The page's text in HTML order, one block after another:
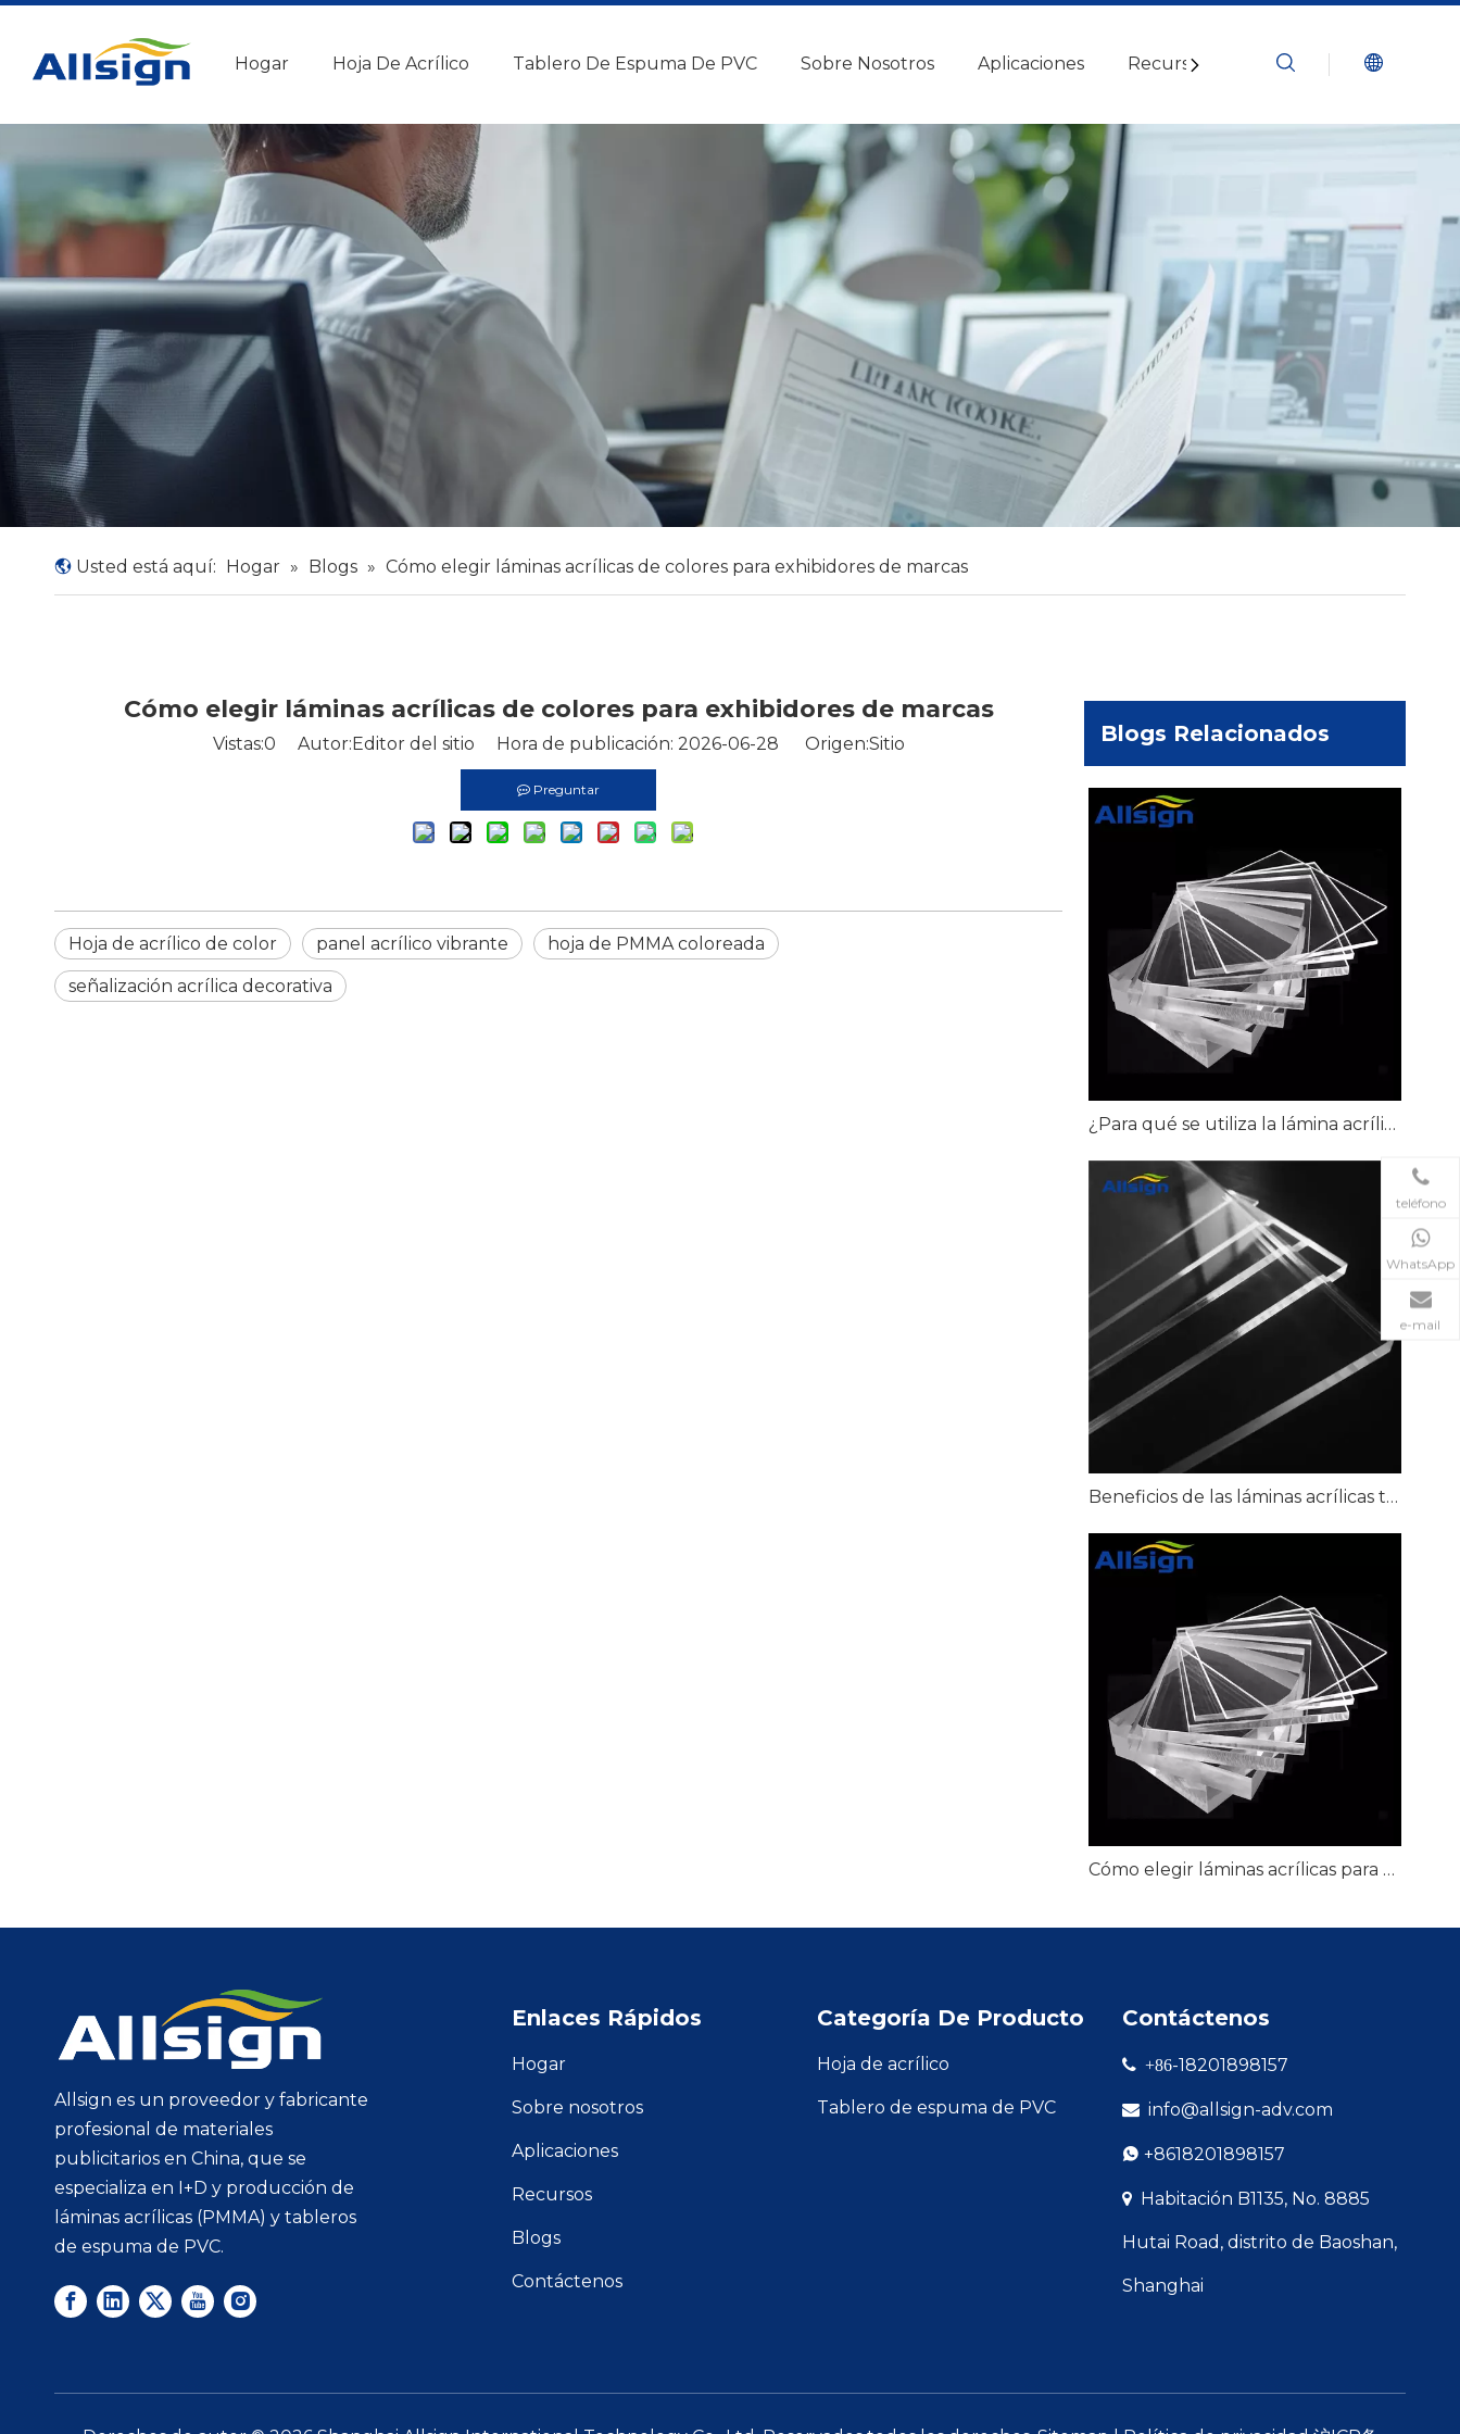
Hogar Hoja De Acrílico Tablero De Espuma De PVC Sobre Nosotros Aplicaciones Recursos Blogs Contáctenos
Usted está aquí: Hogar » Blogs » Cómo elegir láminas acrílicas de colores para exhibidores de marcas
Cómo elegir láminas acrílicas de colores para exhibidores de marcas
Vistas:0 Autor:Editor del sitio Hora de publicación: 2026-06-28 Origen:Sitio
Preguntar
Hoja de acrílico de color panel acrílico vibrante hoja de PMMA coloreada
señalización acrílica decorativa
Blogs Relacionados
¿Para qué se utiliza la lámina acrílica de alta claridad?
Beneficios de las láminas acrílicas transparentes para señalización transparente
Cómo elegir láminas acrílicas para proyectos de exhibición minorista
Allsign es un proveedor y fabricante
profesional de materiales
publicitarios en China, que se
especializa en I+D y producción de
láminas acrílicas (PMMA) y tableros
de espuma de PVC.
Enlaces Rápidos
Hogar
Sobre nosotros
Aplicaciones
Recursos
Blogs
Contáctenos
Categoría De Producto
Hoja de acrílico
Tablero de espuma de PVC
Contáctenos
 +86-18201898157
 info@allsign-adv.com
+8618201898157
 Habitación B1135, No. 8885
Hutai Road, distrito de Baoshan,
Shanghai
teléfono
WhatsApp
e-mail